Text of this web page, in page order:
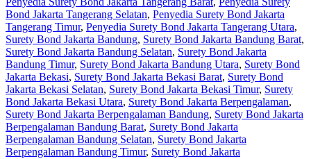
Bond Jakarta Tangerang Selatan, Penyedia Surety Bond Jakarta
Tangerang Timur, Penyedia Surety Bond Jakarta Tangerang Utara,
Surety Bond Jakarta Bandung, Surety Bond Jakarta Bandung Barat,
Surety Bond Jakarta Bandung Selatan, Surety Bond Jakarta
Bandung Timur, Surety Bond Jakarta Bandung Utara, Surety Bond
Jakarta Bekasi, Surety Bond Jakarta Bekasi Barat, Surety Bond
Jakarta Bekasi Selatan, Surety Bond Jakarta Bekasi Timur, Surety
Bond Jakarta Bekasi Utara, Surety Bond Jakarta Berpengalaman,
Surety Bond Jakarta Berpengalaman Bandung, Surety Bond Jakarta
Berpengalaman Bandung Barat, Surety Bond Jakarta
Berpengalaman Bandung Selatan, Surety Bond Jakarta
Berpengalaman Bandung Timur, Surety Bond Jakarta